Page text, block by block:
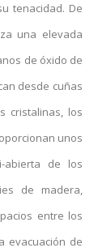
tenacidad. De
una elevada
de óxido de
desde cuñas
cristalinas, los
unos
abierta de los
de madera,
entre los
evacuación de